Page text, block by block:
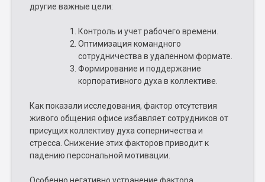
другие важные цели:
Контроль и учет рабочего времени.
Оптимизация командного
сотрудничества в удаленном формате.
Формирование и поддержание
корпоративного духа в коллективе.
Как показали исследования, фактор отсутствия
живого общения офисе избавляет сотрудников от
присущих коллективу духа соперничества и
стресса. Снижение этих факторов приводит к
падению персональной мотивации.